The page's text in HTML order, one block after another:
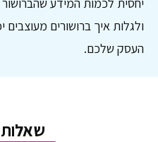
ולגלות איך ברושורים
העסק שלכם.
שאלות